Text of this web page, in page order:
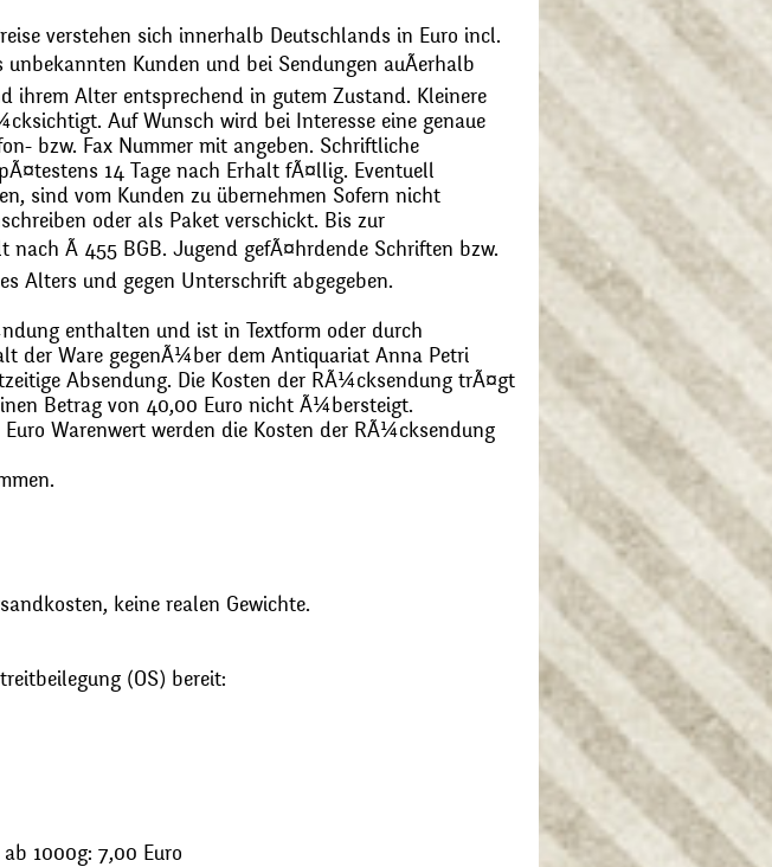
verstehen sich innerhalb Deutschlands in Euro incl.
Kunden und bei Sendungen auÃerhalb
ihrem Alter entsprechend in gutem Zustand. Kleinere
Auf Wunsch wird bei Interesse eine genaue
bzw. Fax Nummer mit angeben. Schriftliche
14 Tage nach Erhalt fÃ¤llig. Eventuell
sind vom Kunden zu übernehmen Sofern nicht
oder als Paket verschickt. Bis zur
Ã 455 BGB. Jugend gefÃ¤hrdende Schriften bzw.
Alters und gegen Unterschrift abgegeben.
enthalten und ist in Textform oder durch
der Ware gegenÃ¼ber dem Antiquariat Anna Petri
Absendung. Die Kosten der RÃ¼cksendung trÃ¤gt
Betrag von 40,00 Euro nicht Ã¼bersteigt.
Warenwert werden die Kosten der RÃ¼cksendung
keine realen Gewichte.
(OS) bereit:
1000g: 7,00 Euro